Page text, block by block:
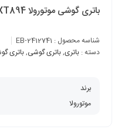
باتری گوشی موتورولا DROID 4 XT894 مدل EB41 اصلی
شناسه محصول : EB-2412741
دسته : باتری,باتری گوشی,باتری
برند
موتورولا